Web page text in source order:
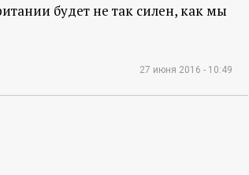
будет не так силен, как мы
27 июня 2016 - 10:49